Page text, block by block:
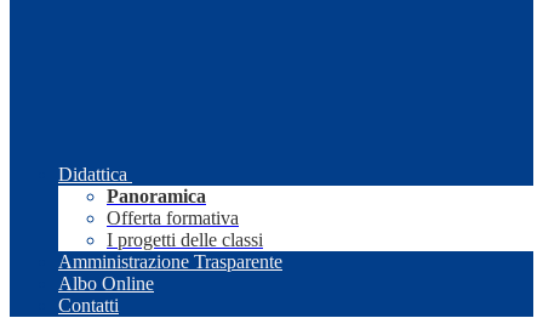
Didattica
Panoramica
Offerta formativa
I progetti delle classi
Amministrazione Trasparente
Albo Online
Contatti